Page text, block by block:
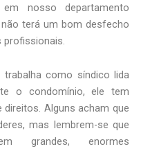
nosso departamento
terá um bom desfecho
profissionais.
trabalha como síndico lida
o condomínio, ele tem
Alguns acham que
mas lembrem-se que
grandes, enormes